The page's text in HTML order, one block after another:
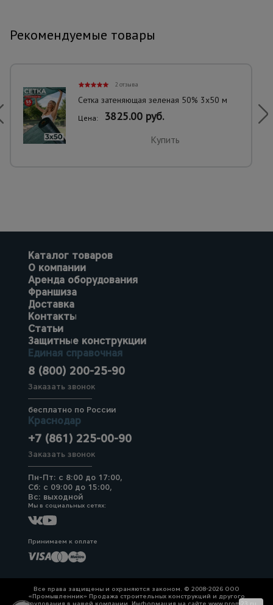
Рекомендуемые товары
2 отзыва
Сетка затеняющая зеленая 50% 3х50 м
Цена: 3825.00 руб.
Купить
Каталог товаров
О компании
Аренда оборудования
Франшиза
Доставка
Контакты
Статьи
Защитные конструкции
Единая справочная
8 (800) 200-25-90
Заказать звонок
бесплатно по России
Краснодар
+7 (861) 225-00-90
Заказать звонок
Пн-Пт: с 8:00 до 17:00,
Сб: с 09:00 до 15:00,
Вс: выходной
Мы в социальных сетях:
Принимаем к оплате
Все права защищены и охраняются законом. © 2008-2026 ООО
«Промышленник» Продажа строительных конструкций и другого